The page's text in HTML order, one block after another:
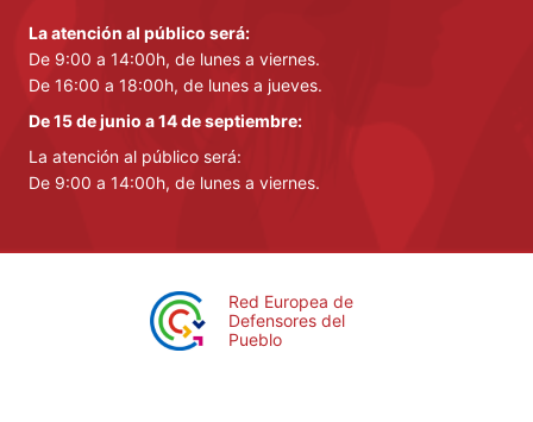
La atención al público será:
De 9:00 a 14:00h, de lunes a viernes.
De 16:00 a 18:00h, de lunes a jueves.
De 15 de junio a 14 de septiembre:
La atención al público será:
De 9:00 a 14:00h, de lunes a viernes.
Red Europea de
Defensores del
Pueblo